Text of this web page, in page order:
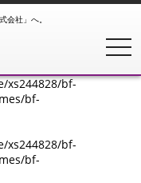
xs244828/bf-
bf-
xs244828/bf-
bf-
xs244828/bf-
bf-
会社」へ。